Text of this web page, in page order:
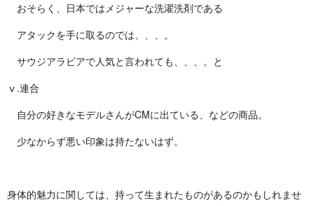
おそらく、日本ではメジャーな洗濯洗剤である
アタックを手に取るのでは、、、。
サウジアラビアで人気と言われても、、、。と
ⅴ.連合
自分の好きなモデルさんがCMに出ている、などの商品。
少なからず悪い印象は持たないはず。
身体的魅力に関しては、持って生まれたものがあるのかもしれませ